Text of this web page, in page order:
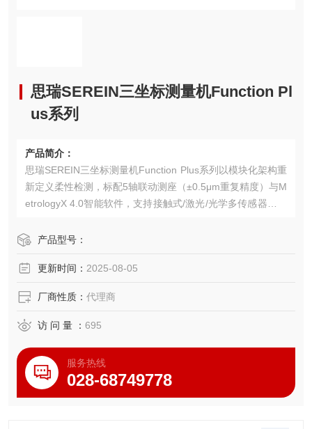
思瑞SEREIN三坐标测量机Function Pl
us系列
产品简介：
思瑞SEREIN三坐标测量机Function Plus系列以模块化架构重
新定义柔性检测，标配5轴联动测座（±0.5μm重复精度）与M
etrologyX 4.0智能软件，支持接触式/激光/光学多传感器无缝
将复杂曲面的测量效率提升45%。通过ISO 10360-8动态精度
产品型号：
更新时间： 2025-08-05
厂商性质： 代理商
访 问 量 ： 695
服务热线
028-68749778